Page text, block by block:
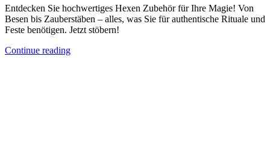
Entdecken Sie hochwertiges Hexen Zubehör für Ihre Magie! Von
Besen bis Zauberstäben – alles, was Sie für authentische Rituale und
Feste benötigen. Jetzt stöbern!
Continue reading